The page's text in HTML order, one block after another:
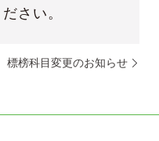
さい。
標榜科目変更のお知らせ